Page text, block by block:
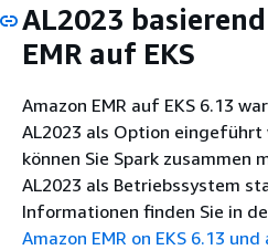
AL2023
EMR auf EKS
Amazon EMR auf EKS 6.13
AL2023 als Option eingeführt
können Sie Spark zusammen
AL2023 als Betriebssystem
Informationen finden Sie in
Amazon EMR on EKS 6.13